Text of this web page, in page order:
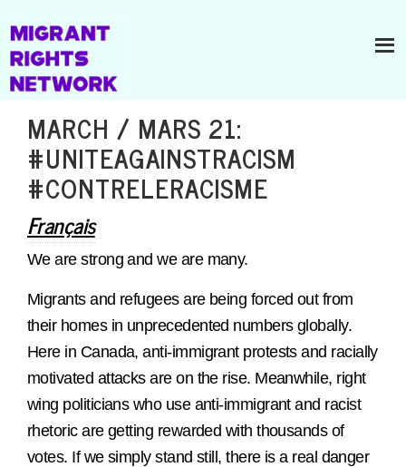
MARCH / MARS 21:
#UNITEAGAINSTRACISM
#CONTRELERACISME
Français
We are strong and we are many.
Migrants and refugees are being forced out from
their homes in unprecedented numbers globally.
Here in Canada, anti-immigrant protests and racially
motivated attacks are on the rise. Meanwhile, right
wing politicians who use anti-immigrant and racist
rhetoric are getting rewarded with thousands of
votes. If we simply stand still, there is a real danger